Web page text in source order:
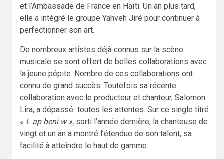
et l’Ambassade de France en Haïti. Un an plus tard,
elle a intégré le groupe Yahveh Jiré pour continuer à
perfectionner son art.
De nombreux artistes déjà connus sur la scène
musicale se sont offert de belles collaborations avec
la jeune pépite. Nombre de ces collaborations ont
connu de grand succès. Toutefois sa récente
collaboration avec le producteur et chanteur, Salomon
Lira, a dépassé toutes les attentes. Sur ce single titré
« L ap beni w », sorti l’année dernière, la chanteuse de
vingt et un an a montré l’étendue de son talent, sa
facilité à atteindre le haut de gamme.